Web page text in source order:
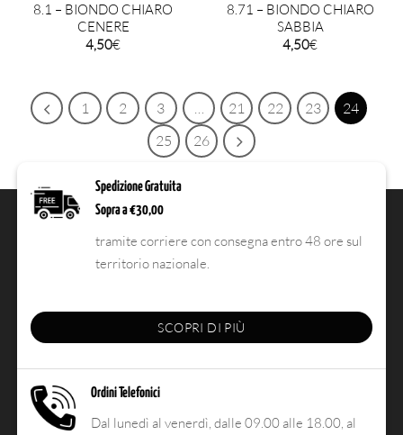
8.1 – BIONDO CHIARO
CENERE
4,50€
8.71 – BIONDO CHIARO
SABBIA
4,50€
1 2 3 … 21 22 23
24
25
26
Spedizione Gratuita
Sopra a €30,00
tramite corriere con consegna entro 48 ore sul
territorio nazionale.
SCOPRI DI PIÙ
Ordini Telefonici
Dal lunedì al venerdì, dalle 09.00 alle 18.00, al